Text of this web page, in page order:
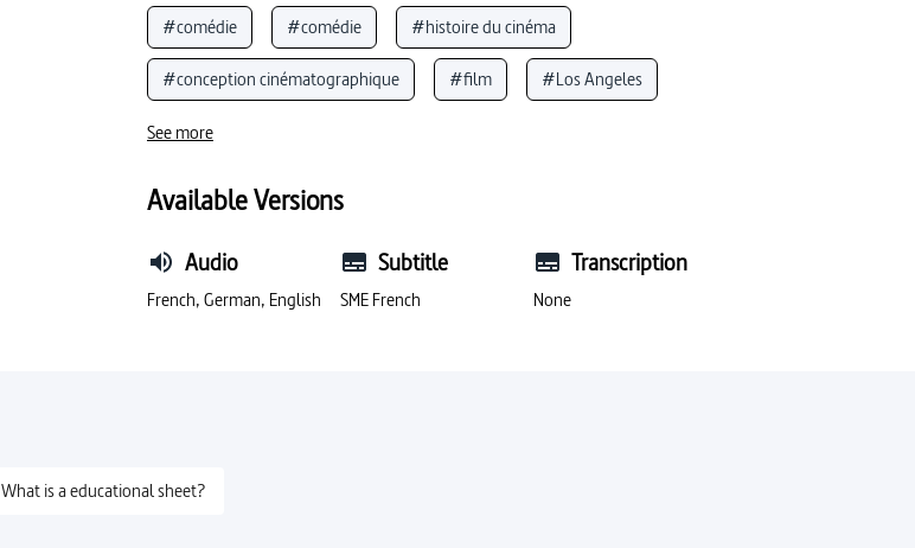
#comédie #comédie #histoire du cinéma
#conception cinématographique #film #Los Angeles
#production cinématographique
See more
Available Versions
Audio
French, German, English
Subtitle
SME French
Transcription
None
What is a educational sheet?